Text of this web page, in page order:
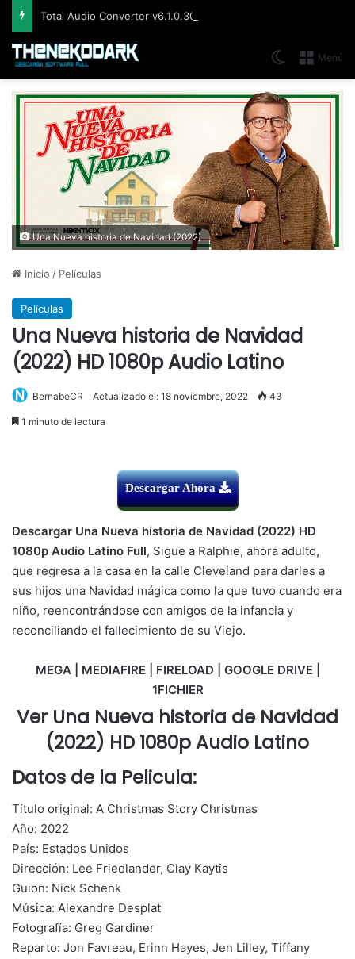
Menú
Switch skin
Una Nueva historia de Navidad (2022)
Inicio / Películas
Películas
Una Nueva historia de Navidad
(2022) HD 1080p Audio Latino
BernabeCR Actualizado el: 18 noviembre, 2022 43
1 minuto de lectura
Descargar Ahora
Descargar Una Nueva historia de Navidad (2022) HD
1080p Audio Latino Full, Sigue a Ralphie, ahora adulto,
que regresa a la casa en la calle Cleveland para darles a
sus hijos una Navidad mágica como la que tuvo cuando era
niño, reencontrándose con amigos de la infancia y
reconciliando el fallecimiento de su Viejo.
MEGA | MEDIAFIRE | FIRELOAD | GOOGLE DRIVE |
1FICHIER
Ver Una Nueva historia de Navidad
(2022) HD 1080p Audio Latino
Datos de la Pelicula:
Título original: A Christmas Story Christmas
Año: 2022
País: Estados Unidos
Dirección: Lee Friedlander, Clay Kaytis
Guion: Nick Schenk
Música: Alexandre Desplat
Fotografía: Greg Gardiner
Reparto: Jon Favreau, Erinn Hayes, Jen Lilley, Tiffany